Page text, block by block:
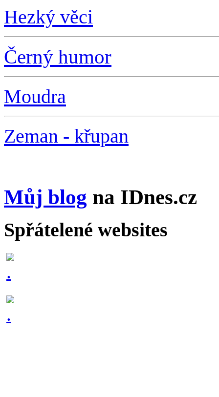
Hezký věci
Černý humor
Moudra
Zeman - křupan
Můj blog na IDnes.cz
Spřátelené websites